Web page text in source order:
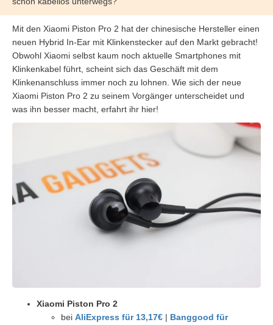
Mit den Xiaomi Piston Pro 2 hat der chinesische Hersteller einen
neuen Hybrid In-Ear mit Klinkenstecker auf den Markt gebracht!
Obwohl Xiaomi selbst kaum noch aktuelle Smartphones mit
Klinkenkabel führt, scheint sich das Geschäft mit dem
Klinkenanschluss immer noch zu lohnen. Wie sich der neue
Xiaomi Piston Pro 2 zu seinem Vorgänger unterscheidet und
was ihn besser macht, erfahrt ihr hier!
Xiaomi Piston Pro 2
bei AliExpress für 13,17€ | Banggood für